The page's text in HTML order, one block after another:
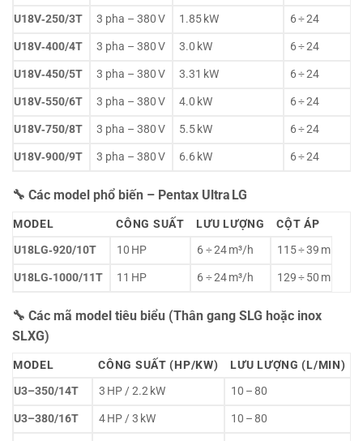
U18V‑250/3T
3 pha – 380 V 1.85 kW
6 ÷ 24
U18V‑400/4T
3 pha – 380 V 3.0 kW
6 ÷ 24
U18V‑450/5T
3 pha – 380 V 3.31 kW
6 ÷ 24
U18V‑550/6T
3 pha – 380 V 4.0 kW
6 ÷ 24
U18V‑750/8T
3 pha – 380 V 5.5 kW
6 ÷ 24
U18V‑900/9T
3 pha – 380 V 6.6 kW 6 ÷ 24
🔧 Các model phổ biến – Pentax Ultra LG
MODEL CÔNG SUẤT LƯU LƯỢNG
CỘT ÁP
U18LG‑920/10T
10 HP 6 ÷ 24 m³/h
115 ÷ 39 m
U18LG‑1000/11T
11 HP 6 ÷ 24 m³/h 129 ÷ 50 m
🔧 Các mã model tiêu biểu (Thân gang SLG hoặc inox
SLXG)
MODEL CÔNG SUẤT (HP/KW) LƯU LƯỢNG (L/MIN)
U3–350/14T
3 HP / 2.2 kW 10 – 80
U3–380/16T
4 HP / 3 kW 10 – 80